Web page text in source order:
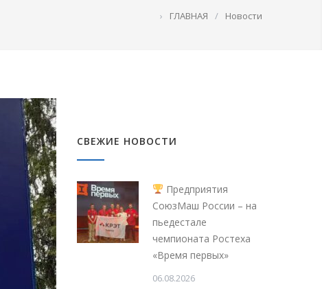
› ГЛАВНАЯ / Новости
СВЕЖИЕ НОВОСТИ
Предприятия
СоюзМаш России – на
пьедестале
чемпионата Ростеха
«Время первых»
06.08.2026